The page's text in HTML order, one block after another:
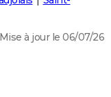
Mise à jour le 06/07/26